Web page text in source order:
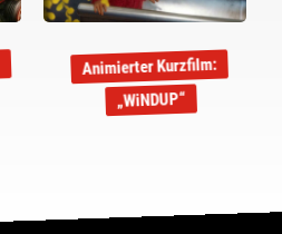
Animierter Kurzfilm:
„WiNDUP“